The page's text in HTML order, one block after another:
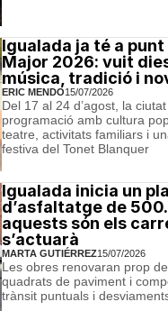
Igualada ja té a punt
Major 2026: vuit
música, tradició i
ERIC MENDO15/07/2026
Del 17 al 24 d’agost, la
programació amb cultura
teatre, activitats familiars i
festiva del Tonet Blanquer
Igualada inicia un pla
d’asfaltatge de
aquests són els
s’actuarà
MARTA GUTIÉRREZ15/07/2026
Les obres renovaran prop
quadrats de paviment i
trànsit puntuals i